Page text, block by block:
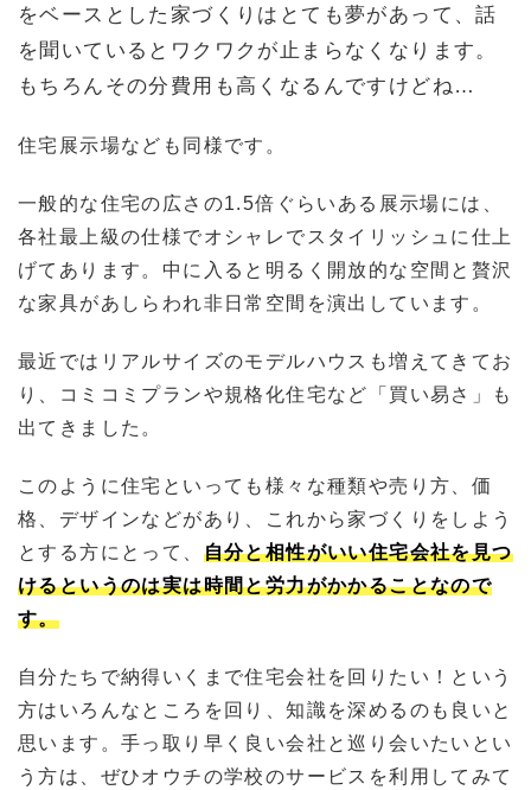
をベースとした家づくりはとても夢があって、話
を聞いているとワクワクが止まらなくなります。
もちろんその分費用も高くなるんですけどね…
住宅展示場なども同様です。
一般的な住宅の広さの1.5倍ぐらいある展示場には、
各社最上級の仕様でオシャレでスタイリッシュに仕上
げてあります。中に入ると明るく開放的な空間と贅沢
な家具があしらわれ非日常空間を演出しています。
最近ではリアルサイズのモデルハウスも増えてきてお
り、コミコミプランや規格化住宅など「買い易さ」も
出てきました。
このように住宅といっても様々な種類や売り方、価
格、デザインなどがあり、これから家づくりをしよう
とする方にとって、 自分と相性がいい住宅会社を見つ
けるというのは実は時間と労力がかかることなので
す。
自分たちで納得いくまで住宅会社を回りたい！という
方はいろんなところを回り、知識を深めるのも良いと
思います。手っ取り早く良い会社と巡り会いたいとい
う方は、ぜひオウチの学校のサービスを利用してみて